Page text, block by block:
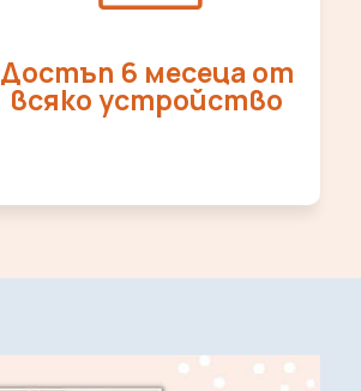
Достъп 6 месеца от
всяко устройство